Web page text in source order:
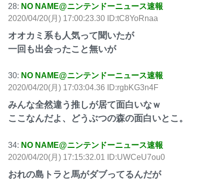
28: NO NAME@ニンテンドーニュース速報
2020/04/20(月) 17:00:23.30 ID:tC8YoRnaa
オオカミ系も人気って聞いたが
一回も出会ったこと無いが
30: NO NAME@ニンテンドーニュース速報
2020/04/20(月) 17:03:04.36 ID:rgbKG3n4F
みんな全然違う推しが居て面白いなｗ
ここなんだよ、どうぶつの森の面白いとこ。
34: NO NAME@ニンテンドーニュース速報
2020/04/20(月) 17:15:32.01 ID:UWCeU7ou0
おれの島トラと馬がダブってるんだが